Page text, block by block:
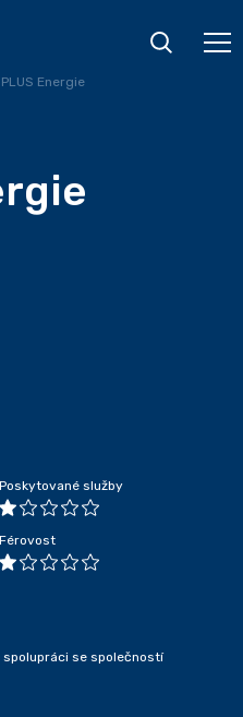
Energie
Poskytované služby
Férovost
se společností